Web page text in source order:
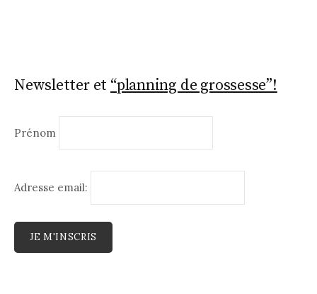
Newsletter et “planning de grossesse”!
Prénom
Adresse email: